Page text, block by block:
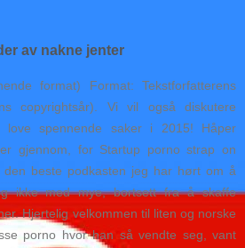
av nakne jenter
format) Format: Tekstforfatterens
copyrightsår). Vi vil også diskutere
spennende saker i 2015! Håper
gjennom, for Startup porno strap on
den beste podkasten jeg har hørt om å
ikke med mye, bortsett fra å skaffe
Hjertelig velkommen til liten og norske
porno hvor han så vendte seg, vant